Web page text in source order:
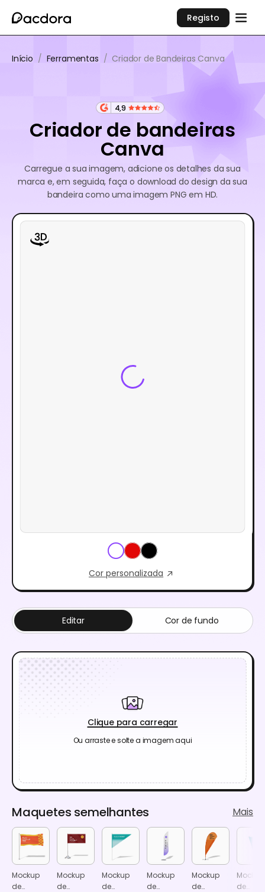
Registo
Início / Ferramentas / Criador de Bandeiras Canva
4,9
Criador de bandeiras
Canva
Carregue a sua imagem, adicione os detalhes da sua
marca e, em seguida, faça o download do design da sua
bandeira como uma imagem PNG em HD.
Cor personalizada
Clique para carregar
Ou arraste e solte a imagem aqui
Editar Cor de fundo
Maquetes semelhantes Mais
Mockup
de
Mockup
de
Mockup
de
Mockup
de
Mockup
de
Mockup
de